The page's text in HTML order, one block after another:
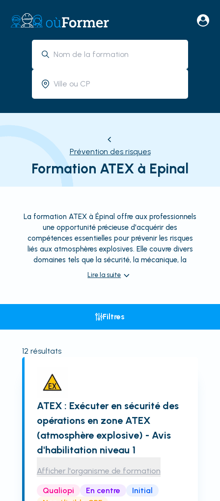
Prévention des risques
Formation ATEX à Epinal
La formation ATEX à Épinal offre aux professionnels
une opportunité précieuse d'acquérir des
compétences essentielles pour prévenir les risques
liés aux atmosphères explosives. Elle couvre divers
domaines tels que la sécurité, la mécanique, la
Lire la suite
Filtres
12 résultats
ATEX : Exécuter en sécurité des
opérations en zone ATEX
(atmosphère explosive) - Avis
d'habilitation niveau 1
Afficher l'organisme de formation
Qualiopi En centre
Initial